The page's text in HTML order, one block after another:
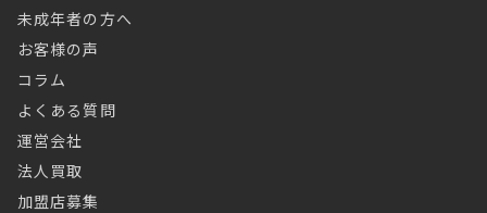
未成年者の方へ
お客様の声
コラム
よくある質問
運営会社
法人買取
加盟店募集